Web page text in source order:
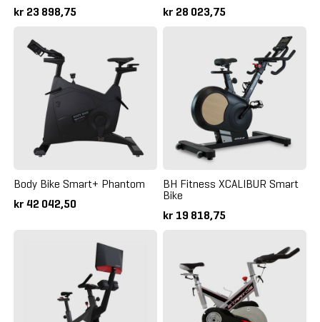
kr 23 898,75
kr 28 023,75
Body Bike Smart+ Phantom
kr 42 042,50
BH Fitness XCALIBUR Smart
Bike
kr 19 818,75